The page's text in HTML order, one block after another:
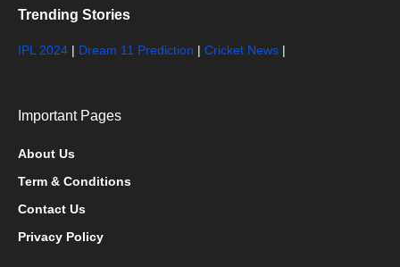
Trending Stories
IPL 2024 | Dream 11 Prediction | Cricket News |
Important Pages
About Us
Term & Conditions
Contact Us
Privacy Policy